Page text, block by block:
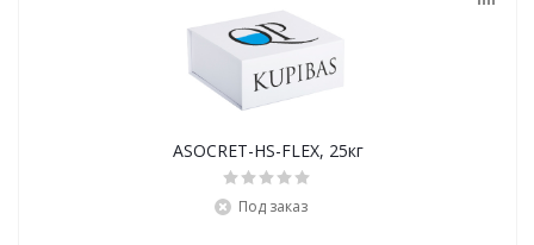
ASOCRET-HS-FLEX, 25кг
Под заказ